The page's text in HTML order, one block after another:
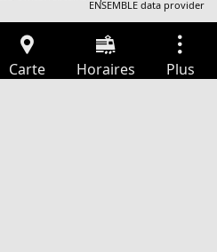
ENSEMBLE data provider
Carte Horaires Plus